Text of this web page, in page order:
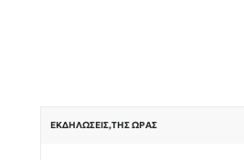
ΕΚΔΗΛΏΣΕΙΣ,ΤΗΣ ΏΡΑΣ